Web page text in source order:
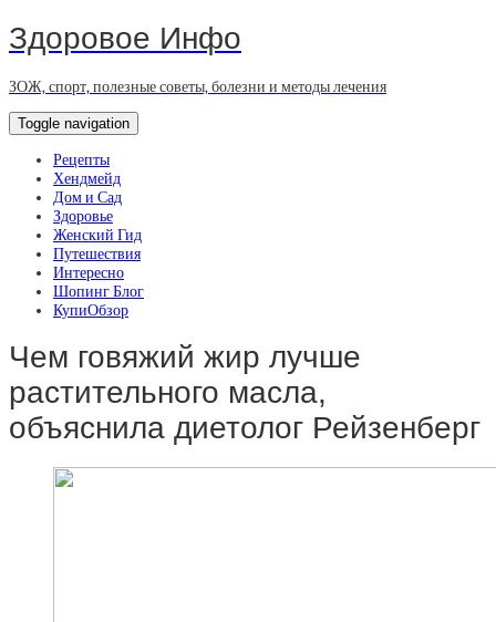
Здоровое Инфо
ЗОЖ, спорт, полезные советы, болезни и методы лечения
Toggle navigation
Рецепты
Хендмейд
Дом и Сад
Здоровье
Женский Гид
Путешествия
Интересно
Шопинг Блог
КупиОбзор
Чем говяжий жир лучше
растительного масла,
объяснила диетолог Рейзенберг